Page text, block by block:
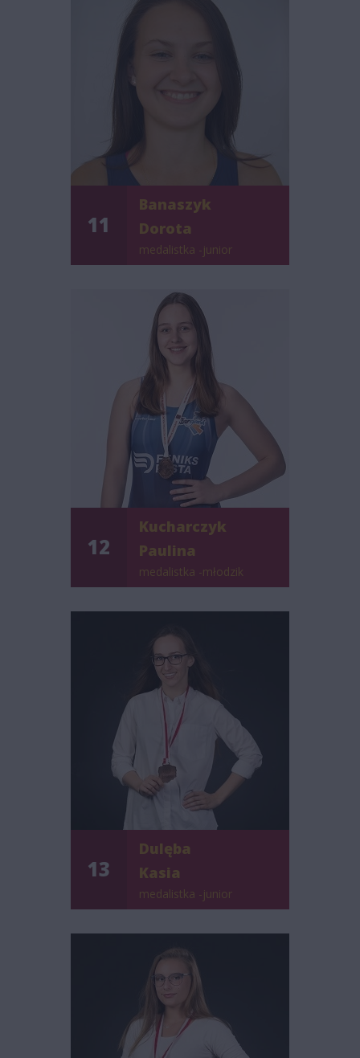
11
Banaszyk
Dorota
medalistka -junior
12
Kucharczyk
Paulina
medalistka -młodzik
13
Dulęba
Kasia
medalistka -junior